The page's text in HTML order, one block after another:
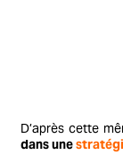
D’après cette
dans une